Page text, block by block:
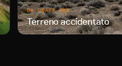
DA USARE PER
Terreno accidentato